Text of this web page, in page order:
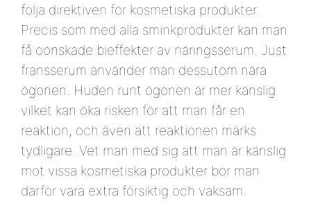
följa direktiven för kosmetiska produkter.
Precis som med alla sminkprodukter kan man
få oönskade bieffekter av näringsserum. Just
fransserum använder man dessutom nära
ögonen. Huden runt ögonen är mer känslig
vilket kan öka risken för att man får en
reaktion, och även att reaktionen märks
tydligare. Vet man med sig att man är känslig
mot vissa kosmetiska produkter bör man
därför vara extra försiktig och vaksam.